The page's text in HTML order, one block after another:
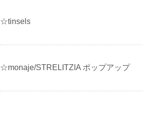
☆tinsels
☆monaje/STRELITZIA ポップアップ